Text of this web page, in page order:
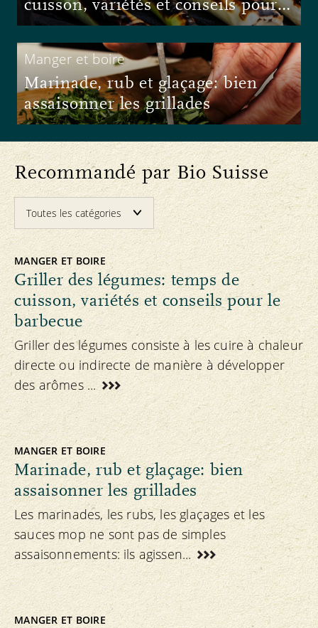
cuisson, variétés et conseils pour
le barbecue
Manger et boire
Marinade, rub et glaçage: bien
assaisonner les grillades
Recommandé par Bio Suisse
MANGER ET BOIRE
Griller des légumes: temps de
cuisson, variétés et conseils pour le
barbecue
Griller des légumes consiste à les cuire à chaleur
directe ou indirecte de manière à développer
des arômes ...
MANGER ET BOIRE
Marinade, rub et glaçage: bien
assaisonner les grillades
Les marinades, les rubs, les glaçages et les
sauces mop ne sont pas de simples
assaisonnements: ils agissen...
MANGER ET BOIRE